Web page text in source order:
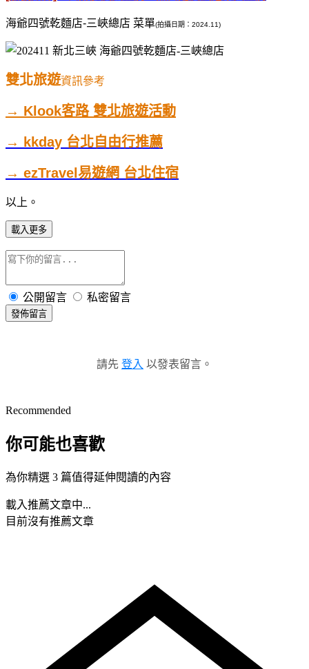
海爺四號乾麵店-三峽總店 菜單(拍攝日期：2024.11)
雙北旅遊資訊參考
→ Klook客路 雙北旅遊活動
→ kkday 台北自由行推薦
→ ezTravel易遊網 台北住宿
以上。
載入更多
公開留言 私密留言
發佈留言
請先 登入 以發表留言。
Recommended
你可能也喜歡
為你精選 3 篇值得延伸閱讀的內容
載入推薦文章中...
目前沒有推薦文章